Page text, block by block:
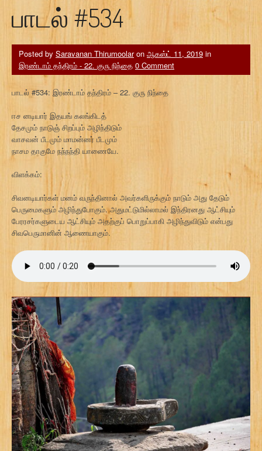
பாடல் #534
Posted by Saravanan Thirumoolaron ஆகஸ்ட் 11, 2019 in
இரண்டாம் தந்திரம் - 22. குரு நிந்தை 0 Comment
பாடல் #534: இரண்டாம் தந்திரம் – 22. குரு நிந்தை
ஈச னடியார் இதயங் கலங்கிடத்
தேசமும் நாடுஞ் சிறப்பும் அழிந்திடும்
வாசவன் பீடமும் மாமன்னர் பீடமும்
நாசம தாகுமே நந்நந்தி யாணையே.
விளக்கம்:
சிவனடியார்கள் மனம் வருந்தினால் அவர்களிருக்கும் நாடும் அது தேடும்
பெருமைகளும் அழிந்துபோகும். அதுமட்டுமில்லாமல் இந்திரனது ஆட்சியும்
பேரரசர்களுடைய ஆட்சியும் அதற்குப் பொறுப்பாகி அழிந்துவிடும் என்பது
சிவபெருமானின் ஆணையாகும்.